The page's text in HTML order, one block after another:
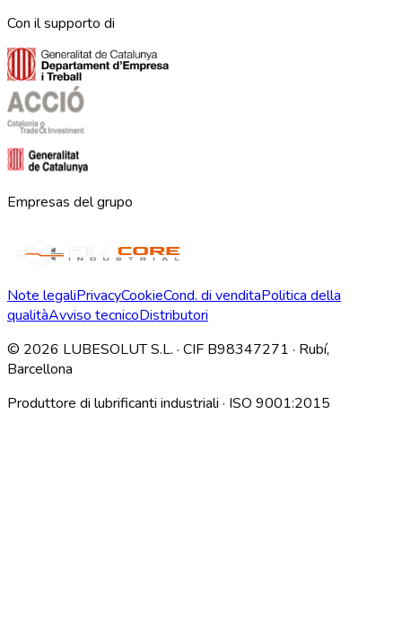
Con il supporto di
Empresas del grupo
Note legaliPrivacyCookieCond. di venditaPolitica della
qualitàAvviso tecnicoDistributori
© 2026 LUBESOLUT S.L. · CIF B98347271 · Rubí,
Barcellona
Produttore di lubrificanti industriali · ISO 9001:2015